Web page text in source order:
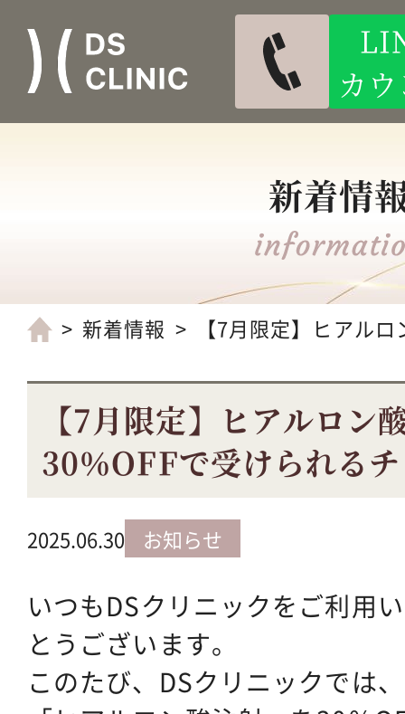
カ
新着情
新着情報 【7月限定】ヒアル
【7月限定】ヒアルロン
30％OFFで受けられる
2025.06.30 お知らせ
いつもDSクリニックをご利用
とうございます。
このたび、DSクリニックでは